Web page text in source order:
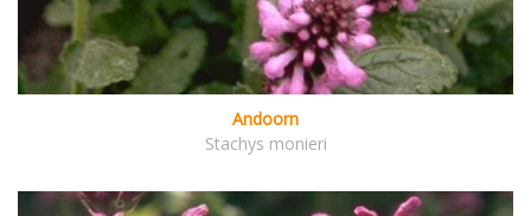
Andoorn
Stachys monieri